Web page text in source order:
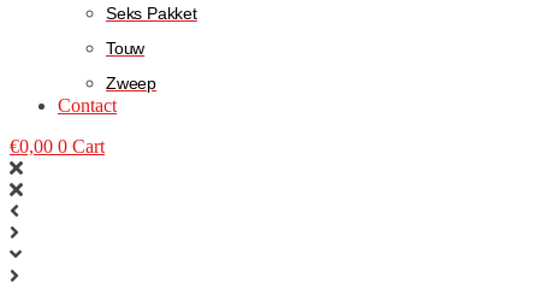
Seks Pakket
Touw
Zweep
Contact
€0,00 0 Cart